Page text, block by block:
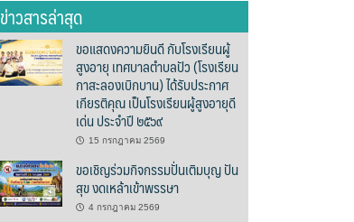
ข่าวสารล่าสุด
ขอแสดงความยินดี กับโรงเรียนผู้
สูงอายุ เทศบาลตำบลปัว (โรงเรียน
กาสะลองเบิกบาน) ได้รับประกาศ
เกียรติคุณ เป็นโรงเรียนผู้สูงอายุดี
เด่น ประจำปี ๒๕๖๙
15 กรกฎาคม 2569
ขอเชิญร่วมกิจกรรมปั่นเติมบุญ ปัน
สุข งดเหล้าเข้าพรรษา
4 กรกฎาคม 2569